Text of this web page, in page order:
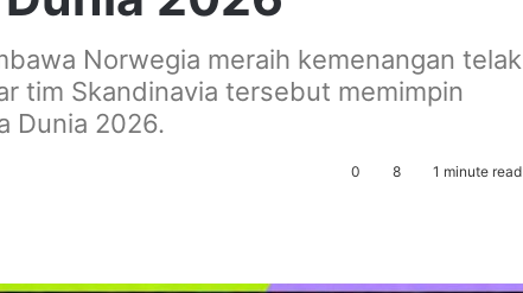
Norwegia meraih kemenangan telak
tim Skandinavia tersebut memimpin
Dunia 2026.
0 8 1 minute read